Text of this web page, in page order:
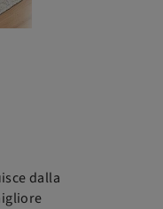
dalla